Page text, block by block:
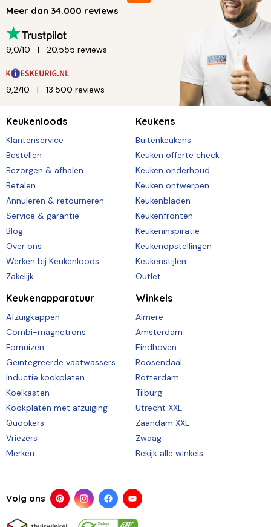
Meer dan 34.000 reviews
9,0/10 20.555 reviews
9,2/10 13.500 reviews
Keukenloods
Klantenservice
Bestellen
Bezorgen & afhalen
Betalen
Annuleren & retourneren
Service & garantie
Blog
Over ons
Werken bij Keukenloods
Zakelijk
Keukens
Buitenkeukens
Keuken offerte check
Keuken onderhoud
Keuken ontwerpen
Keukenbladen
Keukenfronten
Keukeninspiratie
Keukenopstellingen
Keukenstijlen
Outlet
Keukenapparatuur
Afzuigkappen
Combi-magnetrons
Fornuizen
Geïntegreerde vaatwassers
Inductie kookplaten
Koelkasten
Kookplaten met afzuiging
Quookers
Vriezers
Merken
Winkels
Almere
Amsterdam
Eindhoven
Roosendaal
Rotterdam
Tilburg
Utrecht XXL
Zaandam XXL
Zwaag
Bekijk alle winkels
Volg ons